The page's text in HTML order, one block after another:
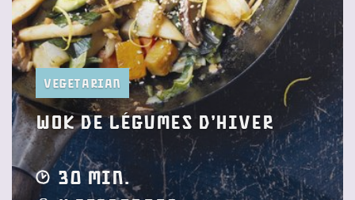
Vegetarian
Wok de légumes d’hiver
30 min.